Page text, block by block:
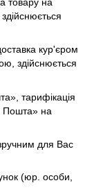
кур'єром
здійснюється
тарифікація
Пошта» на
для Вас
(юр. особи,